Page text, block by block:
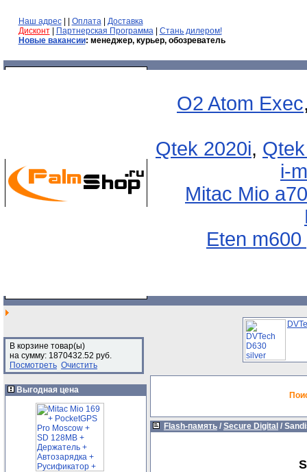
Наш адрес| | Оплата| Доставка
Дисконт| Партнерская Программа| Стань дилером!
Новые вакансии: менеджер, курьер, обозреватель
O2 Atom Exec
Qtek 2020i,
i-
Mitac Mio
Eten m600
В корзине товар(ы)
на сумму: 1870432.52 руб.
Посмотреть Очистить
Выгодная цена
Flash-память / Secure Digital /